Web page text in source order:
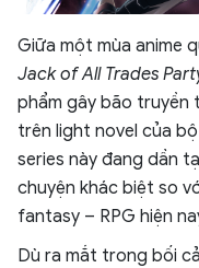
Giữa một mùa anime
Jack of All Trades
phẩm gây bão truyền
trên light novel của
series này đang dần
chuyện khác biệt so
fantasy – RPG hiện
Dù ra mắt trong bối